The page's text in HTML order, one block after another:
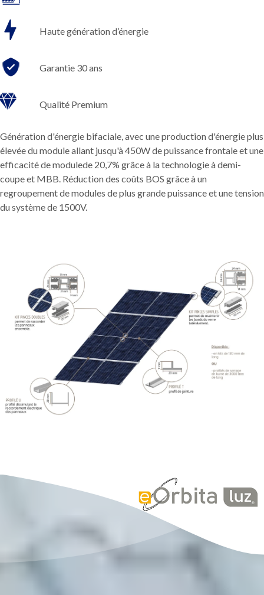
Haute génération d’énergie
Garantie 30 ans
Qualité Premium
Génération d'énergie bifaciale, avec une production d'énergie plus
élevée du module allant jusqu'à 450W de puissance frontale et une
efficacité de modulede 20,7% grâce à la technologie à demi-
coupe et MBB. Réduction des coûts BOS grâce à un
regroupement de modules de plus grande puissance et une tension
du système de 1500V.